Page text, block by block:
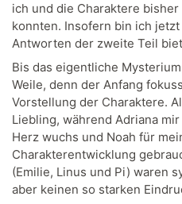
ich und die Charaktere
konnten. Insofern bin ich
Antworten der zweite Teil
Bis das eigentliche
Weile, denn der Anfang
Vorstellung der Charaktere.
Liebling, während Adriana
Herz wuchs und Noah für
Charakterentwicklung
(Emilie, Linus und Pi) waren
aber keinen so starken